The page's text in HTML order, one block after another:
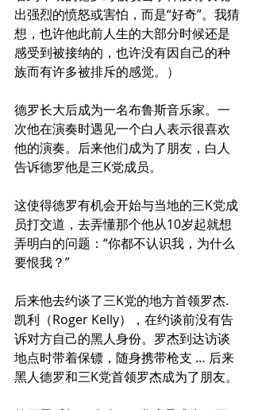
出强烈的愤怒或害怕，而是“好奇”。我猜
想，也许他此前人生的大部分时候还是
感受到被接纳的，也许没有因自己的种
族而有许多被排斥的感觉。）
德罗长大后成为一名布鲁斯音乐家。一
次他在演奏时遇见一个白人表示很喜欢
他的演奏。后来他们成为了朋友，白人
告诉德罗他是三K党成员。
这使得德罗有机会开始与当地的三K党成
员打交道，去弄懂那个他从10岁起就想
弄明白的问题：“你都不认识我，为什么
要恨我？”
后来他去约谈了三K党的地方首领罗杰.
凯利（Roger Kelly），在约谈前没有告
诉对方自己的黑人身份。罗杰到达访谈
地点时带着保镖，随身携带枪支 … 后来
黑人德罗和三K党首领罗杰成为了朋友。